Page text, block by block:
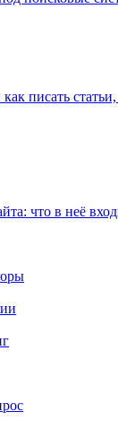
как писать
что в неё